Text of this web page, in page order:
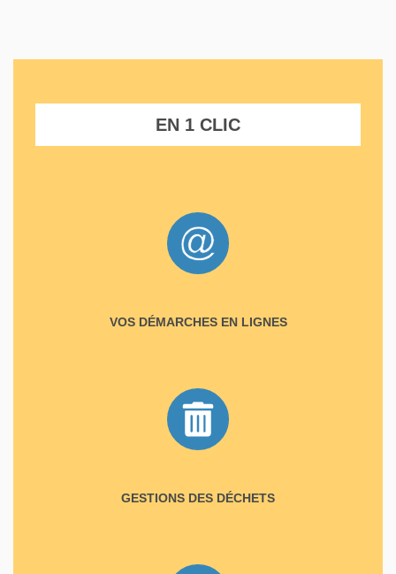
EN 1 CLIC
VOS DÉMARCHES EN LIGNES
GESTIONS DES DÉCHETS